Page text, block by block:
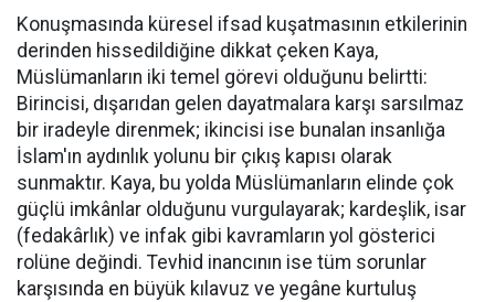
Konuşmasında küresel ifsad kuşatmasının etkilerinin
derinden hissedildiğine dikkat çeken Kaya,
Müslümanların iki temel görevi olduğunu belirtti:
Birincisi, dışarıdan gelen dayatmalara karşı sarsılmaz
bir iradeyle direnmek; ikincisi ise bunalan insanlığa
İslam'ın aydınlık yolunu bir çıkış kapısı olarak
sunmaktır. Kaya, bu yolda Müslümanların elinde çok
güçlü imkânlar olduğunu vurgulayarak; kardeşlik, isar
(fedakârlık) ve infak gibi kavramların yol gösterici
rolüne değindi. Tevhid inancının ise tüm sorunlar
karşısında en büyük kılavuz ve yegâne kurtuluş